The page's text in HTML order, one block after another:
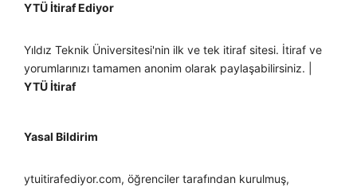
YTÜ İtiraf Ediyor
Yıldız Teknik Üniversitesi'nin ilk ve tek itiraf sitesi. İtiraf ve
yorumlarınızı tamamen anonim olarak paylaşabilirsiniz. |
YTÜ İtiraf
Yasal Bildirim
ytuitirafediyor.com, öğrenciler tarafından kurulmuş,